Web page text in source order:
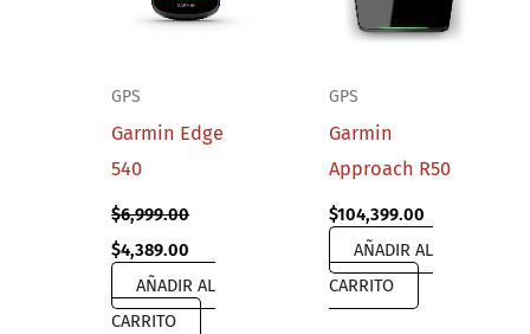
GPS
Garmin Edge
540
$6,999.00
Original
price
was:
$6,999.00.
$4,389.00
price
is:
$4,389.00.
AÑADIR AL
CARRITO
GPS
Garmin
Approach R50
$104,399.00
AÑADIR AL
CARRITO